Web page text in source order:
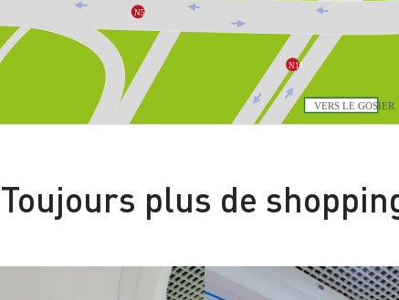
N11
VERS LE GOSIER
N5
Toujours plus de